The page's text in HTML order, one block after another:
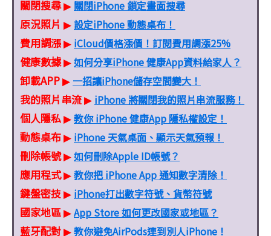
關閉搜尋▶ 關閉iPhone 鎖定畫面搜尋
原況照片 ▶ 設定iPhone 動態桌布！
費用調漲▶ iCloud價格漲價！訂閱費用調漲25%
健康數據▶如何分享iPhone 健康App資料給家人？
卸載APP▶ 一招讓iPhone儲存空間變大！
我的照片串流▶ iPhone 將關閉我的照片串流服務！
個人隱私▶教你 iPhone 健康App 隱私權設定！
動態桌布▶ iPhone 天氣桌面、顯示天氣預報！
刪除帳號▶如何刪除Apple ID帳號？
應用程式▶教你把 iPhone App 通知數字清除！
鍵盤密技▶ iPhone打出數字符號、貨幣符號
國家地區▶App Store 如何更改國家或地區？
藍牙配對▶教你避免AirPods連到別人iPhone！